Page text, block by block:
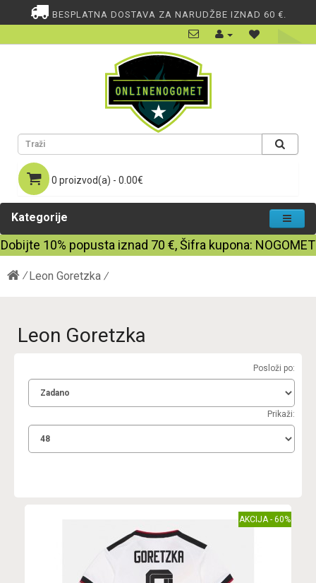
BESPLATNA DOSTAVA ZA NARUDŽBE IZNAD 60 €.
0 proizvod(a) - 0.00€
Kategorije
Dobijte 10% popusta iznad 70 €, Šifra kupona: NOGOMET
Leon Goretzka
Leon Goretzka
Posloži po:
Prikaži:
AKCIJA - 60%